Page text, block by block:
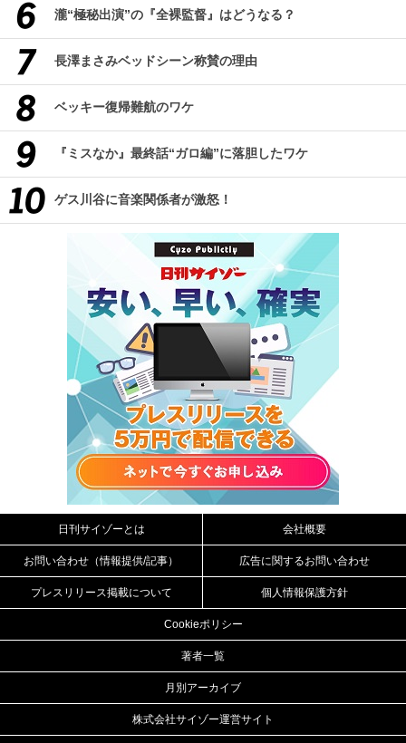
瀧“極秘出演”の『全裸監督』はどうなる？
長澤まさみベッドシーン称賛の理由
ベッキー復帰難航のワケ
『ミスなか』最終話“ガロ編”に落胆したワケ
ゲス川谷に音楽関係者が激怒！
日刊サイゾーとは 会社概要
お問い合わせ（情報提供/記事） 広告に関するお問い合わせ
プレスリリース掲載について 個人情報保護方針
Cookieポリシー
著者一覧
月別アーカイブ
株式会社サイゾー運営サイト